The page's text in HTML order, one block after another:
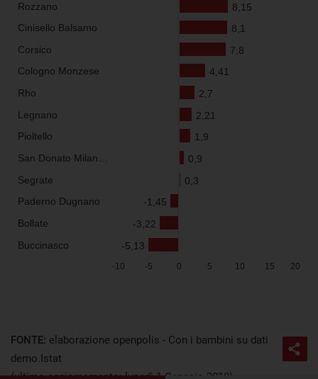
FONTE: elaborazione openpolis - Con i bambini su dati
demo.Istat